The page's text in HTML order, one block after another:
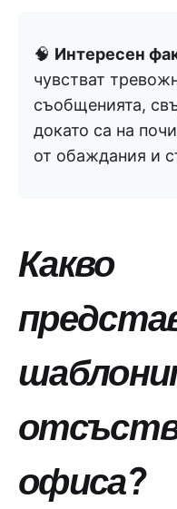
🧠 Интересен
чувстват
съобщенията,
докато са на
от обаждания и
Какво
офиса?